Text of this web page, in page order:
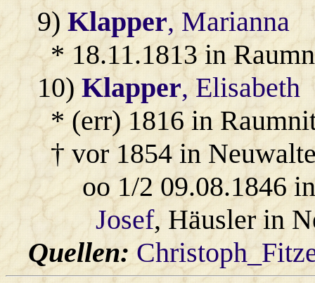
9)Klapper, Marianna
* 18.11.1813 in
10)Klapper, Elisabeth
* (err) 1816 in
† vor 1854 in
oo 1/2 09.08.1846
Josef, Häusler in
Quellen: